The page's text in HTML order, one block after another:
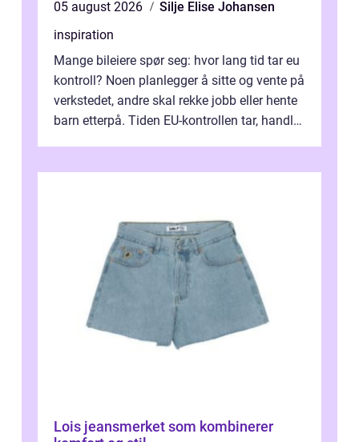
05 august 2026
Silje Elise Johansen
inspiration
Mange bileiere spør seg: hvor lang tid tar eu
kontroll? Noen planlegger å sitte og vente på
verkstedet, andre skal rekke jobb eller hente
barn etterpå. Tiden EU-kontrollen tar, handler
Lois jeansmerket som kombinerer